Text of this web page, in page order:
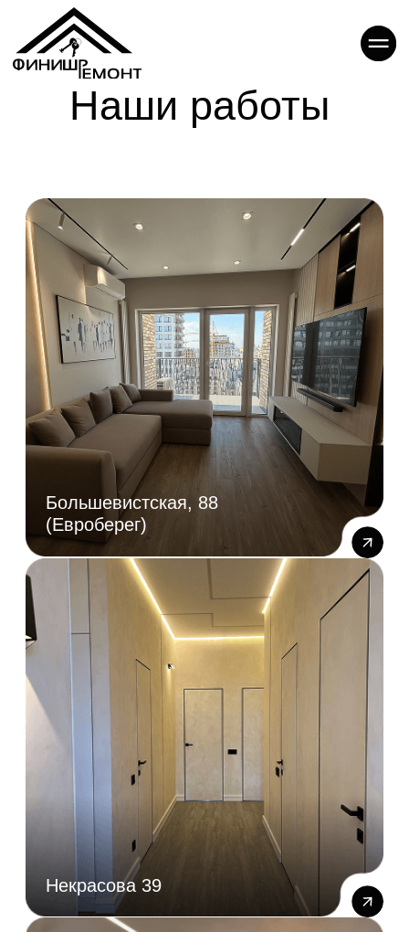
Наши работы
Большевистская, 88
(Евроберег)
Некрасова 39
Европейский берег (Заровного
34)